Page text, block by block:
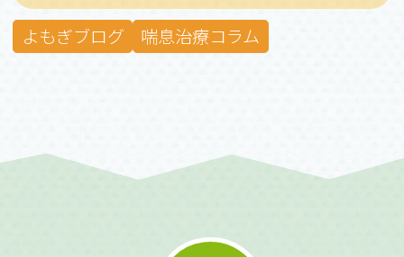
よもぎブログ 喘息治療コラム